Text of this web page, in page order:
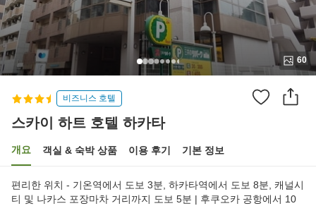
60
비즈니스 호텔
스카이 하트 호텔 하카타
개요 객실 & 숙박 상품 이용 후기 기본 정보
편리한 위치 - 기온역에서 도보 3분, 하카타역에서 도보 8분, 캐널시
티 및 나카스 포장마차 거리까지 도보 5분 | 후쿠오카 공항에서 10